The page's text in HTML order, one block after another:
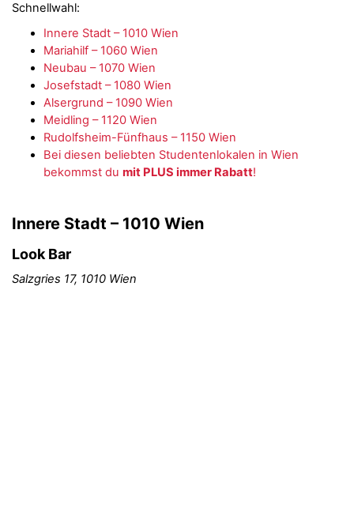
Schnellwahl:
Innere Stadt – 1010 Wien
Mariahilf – 1060 Wien
Neubau – 1070 Wien
Josefstadt – 1080 Wien
Alsergrund – 1090 Wien
Meidling – 1120 Wien
Rudolfsheim-Fünfhaus – 1150 Wien
Bei diesen beliebten Studentenlokalen in Wien
bekommst du mit PLUS immer Rabatt!
Innere Stadt – 1010 Wien
Look Bar
Salzgries 17, 1010 Wien